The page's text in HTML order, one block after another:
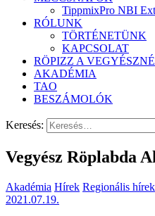
TippmixPro NBI
RÓLUNK
TÖRTÉNETÜNK
KAPCSOLAT
RÖPIZZ A
AKADÉMIA
TAO
BESZÁMOLÓK
Keresés:
Vegyész Röplabda
Akadémia Hírek Regionális hírek
2021.07.19.